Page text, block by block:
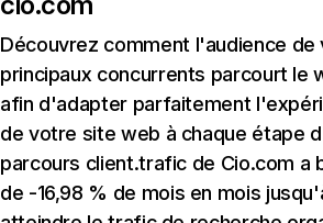
Découvrez comment l'audience de
principaux concurrents parcourt le
afin d'adapter parfaitement
de votre site web à chaque étape
parcours client.trafic de Cio.com a
de -16,98 % de mois en mois